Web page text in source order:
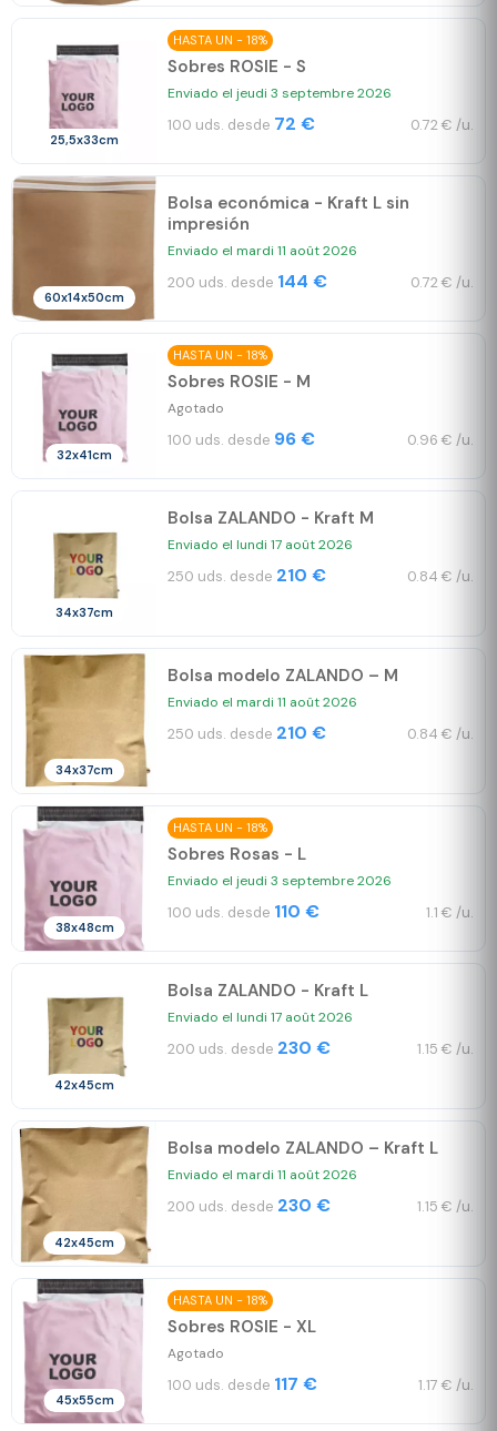
25,5x33cm
HASTA UN - 18%
Sobres ROSIE - S
Enviado el jeudi 3 septembre 2026
100 uds. desde 72 € 0.72 € /u.
60x14x50cm
Bolsa económica - Kraft L sin
impresión
Enviado el mardi 11 août 2026
200 uds. desde 144 € 0.72 € /u.
32x41cm
HASTA UN - 18%
Sobres ROSIE - M
Agotado
100 uds. desde 96 € 0.96 € /u.
34x37cm
Bolsa ZALANDO - Kraft M
Enviado el lundi 17 août 2026
250 uds. desde 210 € 0.84 € /u.
34x37cm
Bolsa modelo ZALANDO – M
Enviado el mardi 11 août 2026
250 uds. desde 210 € 0.84 € /u.
38x48cm
HASTA UN - 18%
Sobres Rosas - L
Enviado el jeudi 3 septembre 2026
100 uds. desde 110 € 1.1 € /u.
42x45cm
Bolsa ZALANDO - Kraft L
Enviado el lundi 17 août 2026
200 uds. desde 230 € 1.15 € /u.
42x45cm
Bolsa modelo ZALANDO – Kraft L
Enviado el mardi 11 août 2026
200 uds. desde 230 € 1.15 € /u.
45x55cm
HASTA UN - 18%
Sobres ROSIE - XL
Agotado
100 uds. desde 117 € 1.17 € /u.